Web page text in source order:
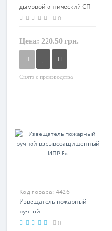
дымовой оптический СП
212-5 Ех
0
Цена: 220.50 грн.
Снято с производства
Код товара: 4426
Извещатель пожарный
ручной
взрывозащищенный ИПР
0